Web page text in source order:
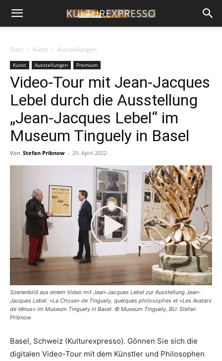
Start Kunst Ausstellungen
Kunst Ausstellungen Premium
Video-Tour mit Jean-Jacques
Lebel durch die Ausstellung
„Jean-Jacques Lebel“ im
Museum Tinguely in Basel
Von Stefan Pribnow - 29. April 2022
Szenenbild aus einem Video mit Jean-Jacques Lebel zur Ausstellung Jean-
Jacques Lebel. «La Chose» de Tinguely, quelques philosophes et «Les Avatars
de Vénus» im Museum Tinguely in Basel. © Museum Tinguely, BU: Stefan
Pribnow
Basel, Schweiz (Kulturexpresso). Gönnen Sie sich die
digitalen Video-Tour mit dem Künstler und Philosophen